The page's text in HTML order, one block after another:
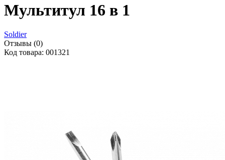
Мультитул 16 в 1
Soldier
Отзывы (0)
Код товара: 001321